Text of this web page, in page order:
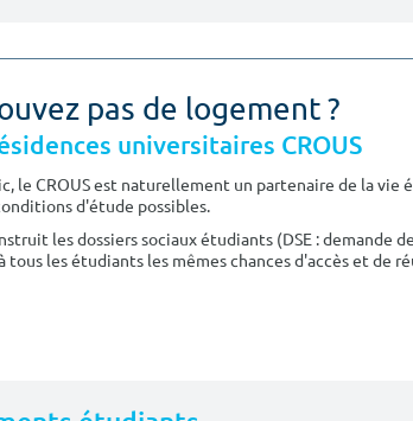
pas de logement ?
universitaires CROUS
le CROUS est naturellement un partenaire de la vie
d'étude possibles.
les dossiers sociaux étudiants (DSE : demande
tous les étudiants les mêmes chances d'accès et de